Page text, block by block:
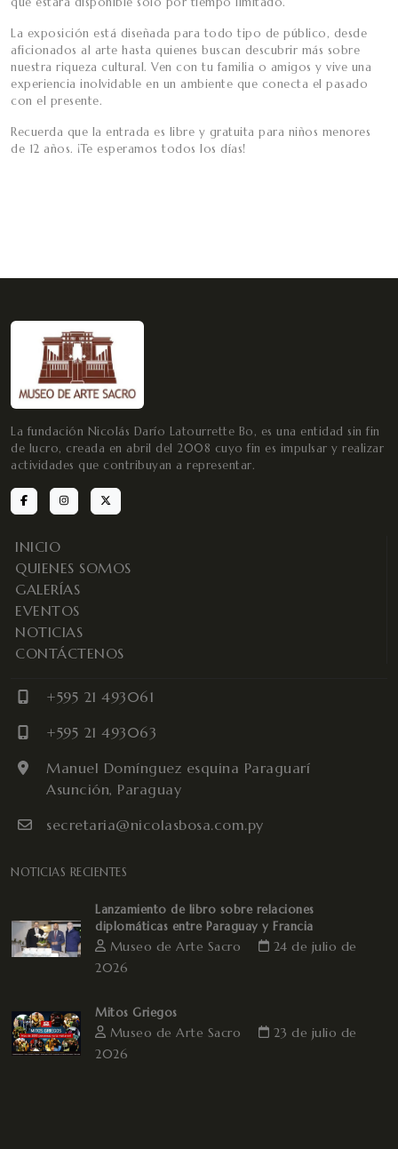
La exposición está diseñada para todo tipo de público, desde
aficionados al arte hasta quienes buscan descubrir más sobre
nuestra riqueza cultural. Ven con tu familia o amigos y vive una
experiencia inolvidable en un ambiente que conecta el pasado
con el presente.
Recuerda que la entrada es libre y gratuita para niños menores
de 12 años. ¡Te esperamos todos los días!
La fundación Nicolás Darío Latourrette Bo, es una entidad sin fin
de lucro, creada en abril del 2008 cuyo fin es impulsar y realizar
actividades que contribuyan a representar.
INICIO
QUIENES SOMOS
GALERÍAS
EVENTOS
NOTICIAS
CONTÁCTENOS
+595 21 493061
+595 21 493063
Manuel Domínguez esquina Paraguarí
Asunción, Paraguay
secretaria@nicolasbosa.com.py
NOTICIAS RECIENTES
Lanzamiento de libro sobre relaciones
diplomáticas entre Paraguay y Francia
Museo de Arte Sacro
24 de julio de
2026
Mitos Griegos
Museo de Arte Sacro
23 de julio de
2026